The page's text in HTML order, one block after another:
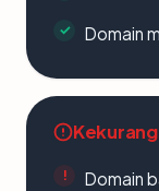
Domain
Domain